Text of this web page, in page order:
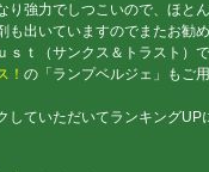
り強力でしつこいので、ほと
も出いていますのでまたお勧
ｓｔ（サンクス＆トラスト）
！ の「ランプベルジェ」もご
していただいてランキングUP